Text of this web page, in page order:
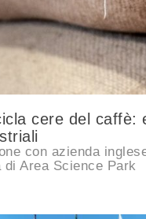
cere del caffè:
con azienda
Area Science Park